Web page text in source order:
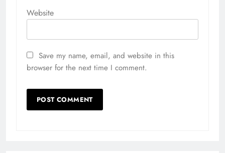
Website
Save my name, email, and website in this
browser for the next time I comment.